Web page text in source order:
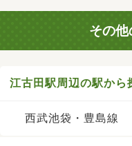
その
江古田駅周辺の駅から
西武池袋・豊島線